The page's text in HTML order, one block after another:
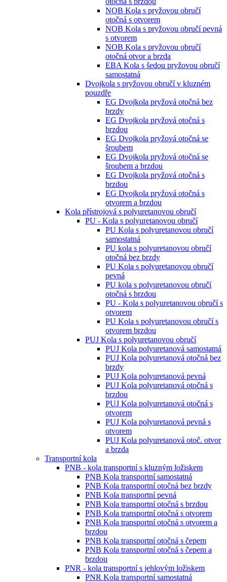
NOB Kola s pryžovou obručí
otočná s otvorem
NOB Kola s pryžovou obručí pevná
s otvorem
NOB Kola s pryžovou obručí
otočná otvor a brzda
EBA Kola s šedou pryžovou obručí
samostatná
Dvojkola s pryžovou obručí v kluzném
pouzdře
EG Dvojkola pryžová otočná bez
brzdy
EG Dvojkola pryžová otočná s
brzdou
EG Dvojkola pryžová otočná se
šroubem
EG Dvojkola pryžová otočná se
šroubem a brzdou
EG Dvojkola pryžová otočná s
brzdou
EG Dvojkola pryžová otočná s
otvorem a brzdou
Kola přístrojová s polyuretanovou obručí
PU - Kola s polyuretanovou obručí
PU Kola s polyuretanovou obručí
samostatná
PU kola s polyuretanovou obručí
otočná bez brzdy
PU Kola s polyuretanovou obručí
pevná
PU kola s polyuretanovou obručí
otočná s brzdou
PU - Kola s polyuretanovou obručí s
otvorem
PU Kola s polyuretanovou obručí s
otvorem brzdou
PUJ Kola s polyuretanovou obručí
PUJ Kola polyuretanová samostatná
PUJ Kola polyuretanová otočná bez
brzdy
PUJ Kola polyuretanová pevná
PUJ Kola polyuretanová otočná s
brzdou
PUJ Kola polyuretanová otočná s
otvorem
PUJ Kola polyuretanová pevná s
otvorem
PUJ Kola polyuretanová otoč. otvor
a brzda
Transportní kola
PNB - kola transportní s kluzným ložiskem
PNB Kola transportní samostatná
PNB Kola transportní otočná bez brzdy
PNB Kola transportní pevná
PNB Kola transportní otočná s brzdou
PNB Kola transportní otočná s otvorem
PNB Kola transportní otočná s otvorem a
brzdou
PNB Kola transportní otočná s čepem
PNB Kola transportní otočná s čepem a
brzdou
PNR - kola transportní s jehlovým ložiskem
PNR Kola transportní samostatná